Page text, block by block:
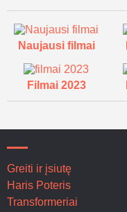
Naujausi filmai
Filmai 2023
Greiti ir įsiutę
Haris Poteris
Transformeriai